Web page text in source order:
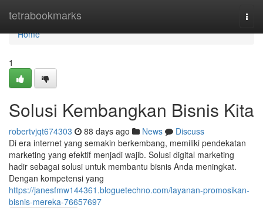
tetrabookmarks
Home
Home
1
Solusi Kembangkan Bisnis Kita
robertvjqt674303 88 days ago News
Discuss
Di era internet yang semakin berkembang, memiliki pendekatan
marketing yang efektif menjadi wajib. Solusi digital marketing
hadir sebagai solusi untuk membantu bisnis Anda meningkat.
Dengan kompetensi yang
https://janesfmw144361.bloguetechno.com/layanan-promosikan-
bisnis-mereka-76657697